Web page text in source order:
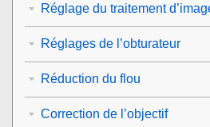
Réglage du traitement
Réglages de l’obturateur
Réduction du flou
Correction de l’objectif